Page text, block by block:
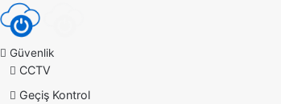
Güvenlik
CCTV
Geçiş Kontrol